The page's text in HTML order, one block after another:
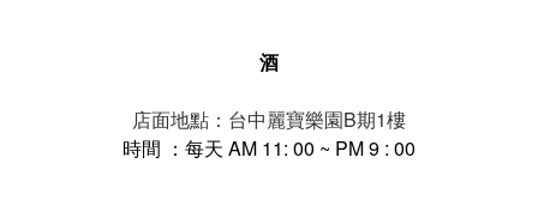
酒
店面地點：台中麗寶樂園B期1樓
時間 ：每天 AM 11: 00 ~ PM 9 : 00